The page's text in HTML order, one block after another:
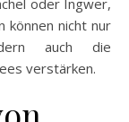
können nicht nur
auch die
verstärken.